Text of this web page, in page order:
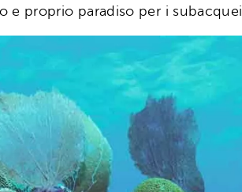
e proprio paradiso per i subacquei.